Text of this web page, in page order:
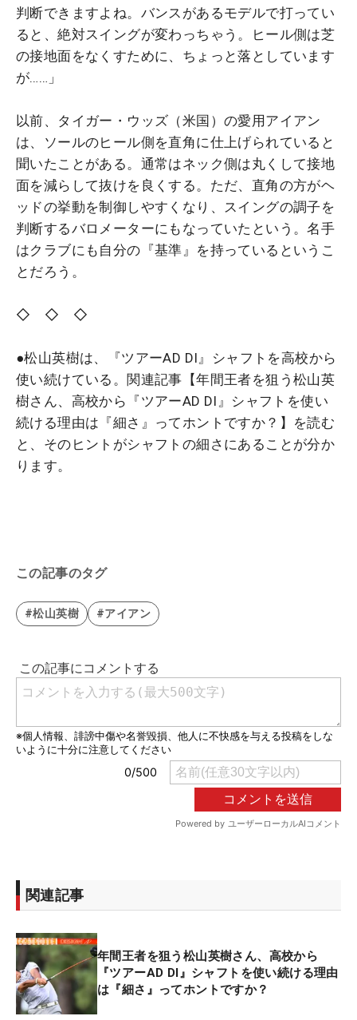
判断できますよね。バンスがあるモデルで打ってい
ると、絶対スイングが変わっちゃう。ヒール側は芝
の接地面をなくすために、ちょっと落としています
が……」
以前、タイガー・ウッズ（米国）の愛用アイアン
は、ソールのヒール側を直角に仕上げられていると
聞いたことがある。通常はネック側は丸くして接地
面を減らして抜けを良くする。ただ、直角の方がヘ
ッドの挙動を制御しやすくなり、スイングの調子を
判断するバロメーターにもなっていたという。名手
はクラブにも自分の『基準』を持っているというこ
とだろう。
◇ ◇ ◇
●松山英樹は、『ツアーAD DI』シャフトを高校から
使い続けている。関連記事【年間王者を狙う松山英
樹さん、高校から『ツアーAD DI』シャフトを使い
続ける理由は『細さ』ってホントですか？】を読む
と、そのヒントがシャフトの細さにあることが分か
ります。
この記事のタグ
#松山英樹 #アイアン
関連記事
年間王者を狙う松山英樹さん、高校から
『ツアーAD DI』シャフトを使い続ける理由
は『細さ』ってホントですか？